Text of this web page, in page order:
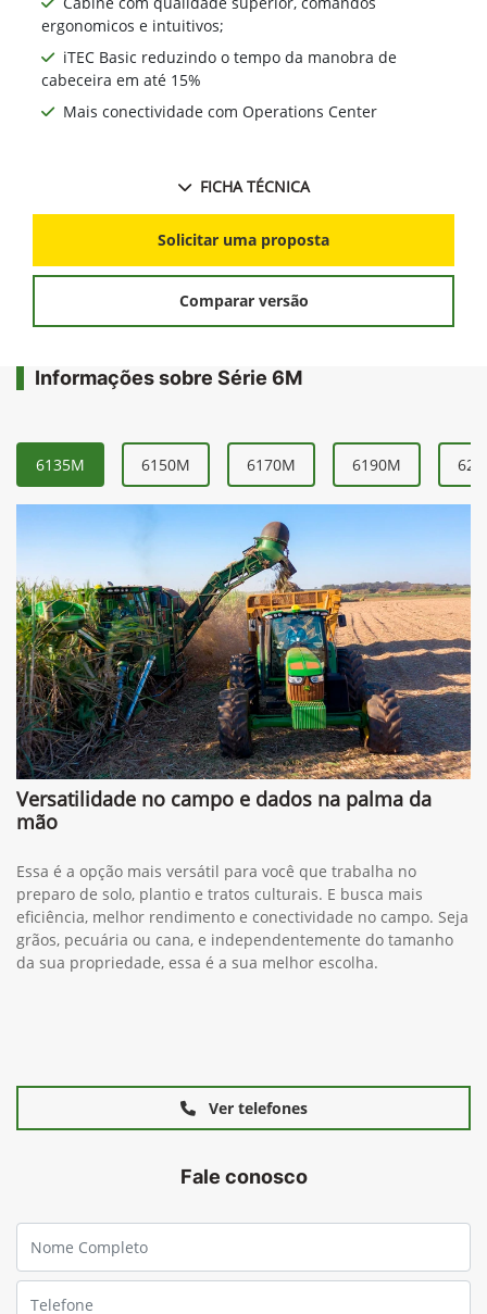
ergonomicos e intuitivos;
iTEC Basic reduzindo o tempo da manobra de
cabeceira em até 15%
Mais conectividade com Operations Center
FICHA TÉCNICA
Solicitar uma proposta
Comparar versão
Informações sobre Série 6M
6135M 6150M 6170M 6190M
Versatilidade no campo e dados na palma da
mão
Essa é a opção mais versátil para você que trabalha no
preparo de solo, plantio e tratos culturais. E busca mais
eficiência, melhor rendimento e conectividade no campo. Seja
grãos, pecuária ou cana, e independentemente do tamanho
da sua propriedade, essa é a sua melhor escolha.
Ver telefones
Fale conosco